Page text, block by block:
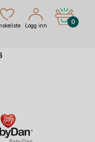
Logg inn
0